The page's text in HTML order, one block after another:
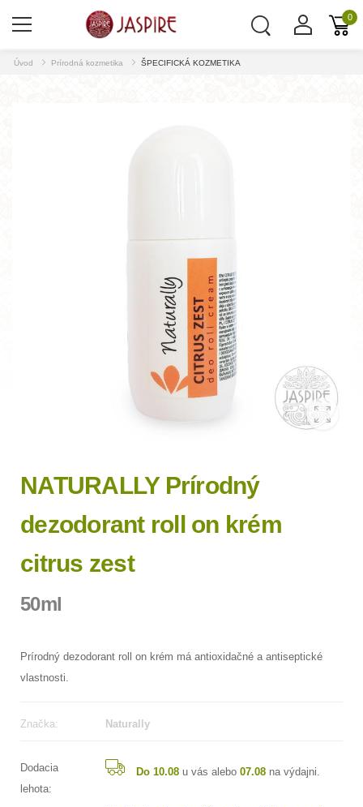
0
Úvod Prírodná kozmetika ŠPECIFICKÁ KOZMETIKA
NATURALLY Prírodný
dezodorant roll on krém
citrus zest
50ml
Prírodný dezodorant roll on krém má antioxidačné a antiseptické
vlastnosti.
Značka: Naturally
Dodacia
lehota:
Do 10.08u vás alebo 07.08na výdajni.